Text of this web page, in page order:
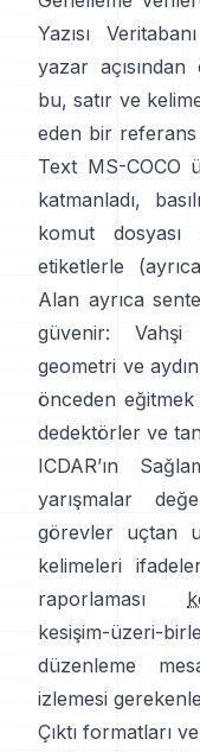
Yazısı Veritabanı
yazar
bu, satır ve
eden bir
Text MS-COCO
katmanladı,
komut
etiketlerle
Alan ayrıca
güvenir:
Vahşi
geometri ve
önceden
dedektörler ve
ICDAR’ın
yarışmalar
görevler uçtan
kelimeleri
raporlaması
kesişim-üzeri-
düzenleme
izlemesi
Çıktı formatları